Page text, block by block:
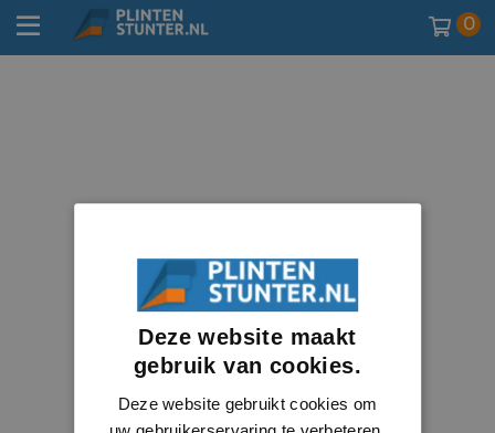
0
Deze website maakt
gebruik van cookies.
Deze website gebruikt cookies om